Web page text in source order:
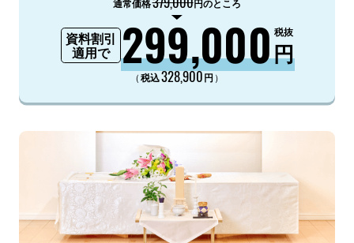
通常価格 円のところ
資料割引
適用で
299,000円
税抜
（税込328,900円 ）